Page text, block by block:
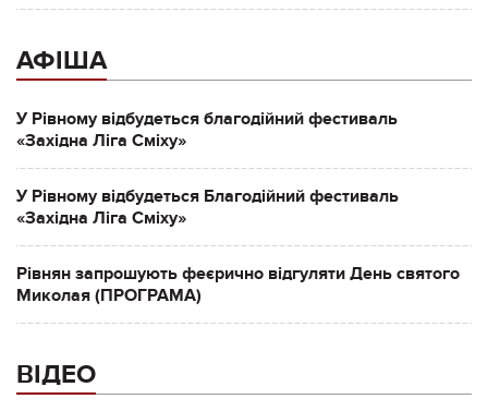
АФІША
У Рівному відбудеться благодійний фестиваль
«Західна Ліга Сміху»
У Рівному відбудеться Благодійний фестиваль
«Західна Ліга Сміху»
Рівнян запрошують феєрично відгуляти День святого
Миколая (ПРОГРАМА)
ВІДЕО